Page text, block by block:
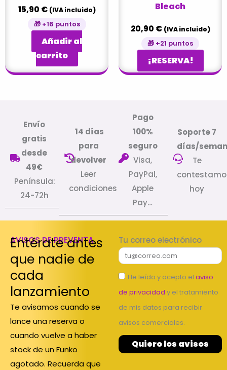
15,90 € (IVA incluido)
🎁 +16 puntos
Añadir al
carrito
Bleach
20,90 € (IVA incluido)
🎁 +21 puntos
¡RESERVA!
Envío
gratis
desde
49€
Península:
24-72h
14 días
para
devolver
Leer
condiciones
Pago
100%
seguro
Visa,
PayPal,
Apple
Pay…
Soporte 7
días/
Te
hoy
AVISOS DE PREVENTA
Entérate antes
que nadie de
cada
lanzamiento
Te avisamos cuando se
lance una reserva o
cuando vuelve a haber
stock de un Funko
agotado. Recuerda que
Tu correo electrónico
He leído y acepto el aviso
de privacidad y el tratamiento
de mis datos para recibir
avisos comerciales.
Quiero los avisos